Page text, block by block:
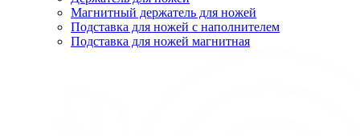
Магнитный держатель для ножей
Подставка для ножей с наполнителем
Подставка для ножей магнитная